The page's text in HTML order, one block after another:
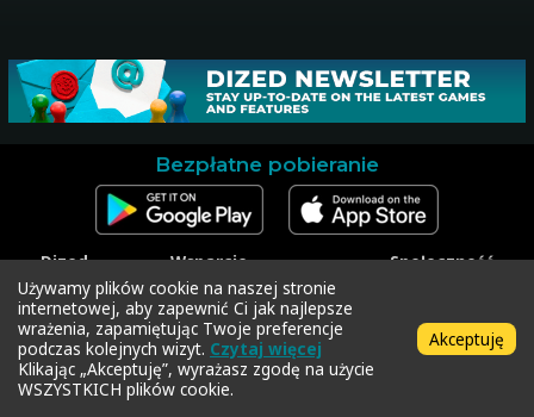
Bezpłatne pobieranie
Dized
Kontakt
Materiały
prasowe
Wsparcie
Skontaktuj się z
pomocą techniczną
Zrealizuj kod
Polityka prywatności
Regulamin
Społeczność
Twitter
Copyright © 2018-2026 Dized
Używamy plików cookie na naszej stronie
internetowej, aby zapewnić Ci jak najlepsze
wrażenia, zapamiętując Twoje preferencje
podczas kolejnych wizyt. Czytaj więcej
Klikając „Akceptuję”, wyrażasz zgodę na użycie
WSZYSTKICH plików cookie.
Akceptuję